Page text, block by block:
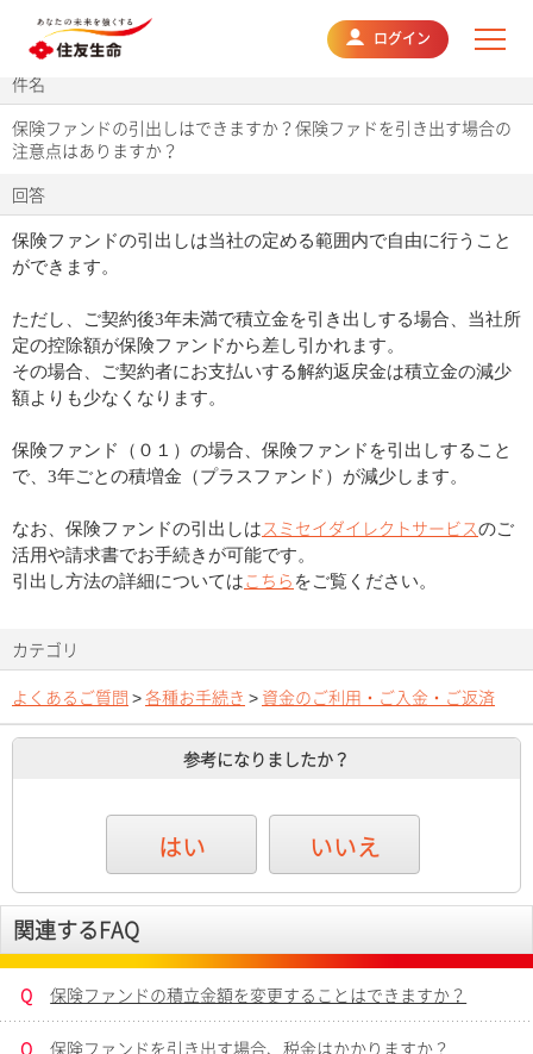
ログイン
よくあるご質問
件名
保険ファンドの引出しはできますか？保険ファドを引き出す場合の
注意点はありますか？
回答
保険ファンドの引出しは当社の定める範囲内で自由に行うこと
ができます。
ただし、ご契約後3年未満で積立金を引き出しする場合、当社所
定の控除額が保険ファンドから差し引かれます。
その場合、ご契約者にお支払いする解約返戻金は積立金の減少
額よりも少なくなります。
保険ファンド（０１）の場合、保険ファンドを引出しすること
で、3年ごとの積増金（プラスファンド）が減少します。
なお、保険ファンドの引出しはスミセイダイレクトサービスのご
活用や請求書でお手続きが可能です。
引出し方法の詳細についてはこちら をご覧ください。
カテゴリ
よくあるご質問 >各種お手続き > 資金のご利用・ご入金・ご返済
参考になりましたか？
はい いいえ
関連するFAQ
Q 保険ファンドの積立金額を変更することはできますか？
Q 保険ファンドを引き出す場合、税金はかかりますか？